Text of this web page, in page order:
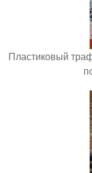
Пластиковый